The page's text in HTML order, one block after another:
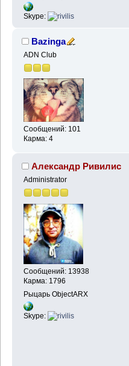
Skype:
Bazinga
ADN Club
Сообщений: 101
Карма: 4
Александр Ривилис
Administrator
Сообщений: 13938
Карма: 1796
Рыцарь ObjectARX
Skype: